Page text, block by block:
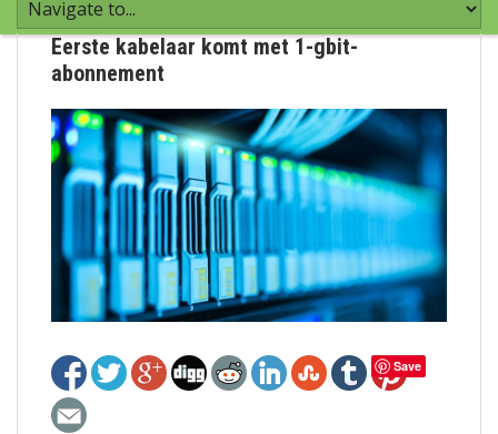
Eerste kabelaar komt met 1-gbit-
abonnement
Save